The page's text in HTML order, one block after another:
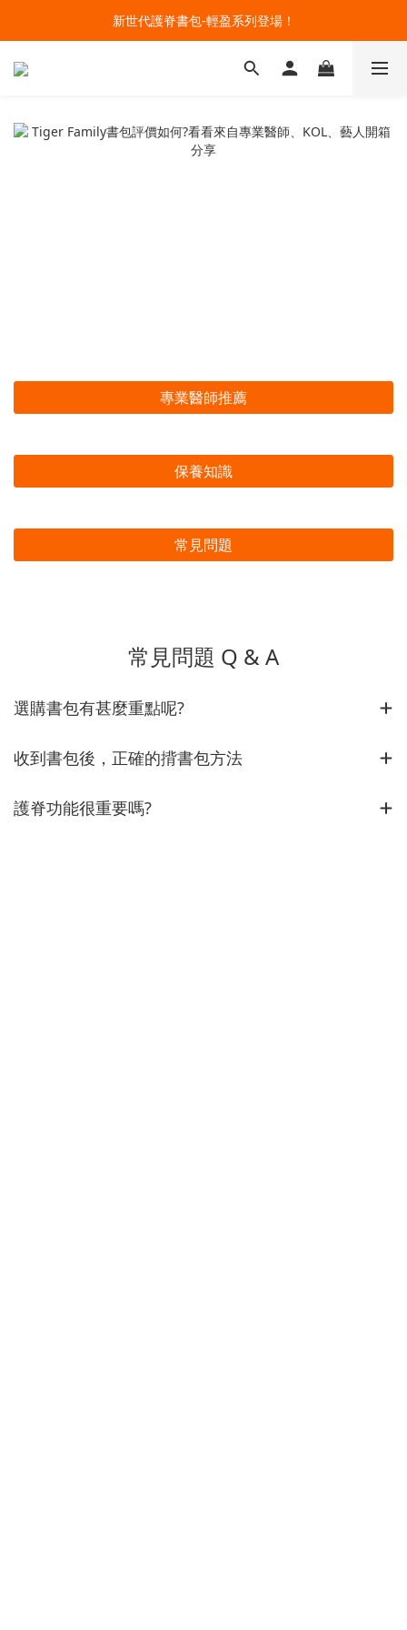
🔥今夏最夯 Pokémon 寶可夢書包現貨熱賣中！開心迎接新學期！
新世代護脊書包-輕盈系列登場！
開學裝備大作戰！購買指定款護脊書包就送補習袋+零錢包
專業醫師推薦
保養知識
常見問題
常見問題 Q & A
選購書包有甚麼重點呢?
收到書包後，正確的揹書包方法
護脊功能很重要嗎?